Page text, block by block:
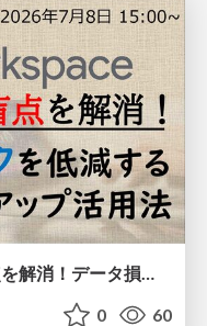
0 60